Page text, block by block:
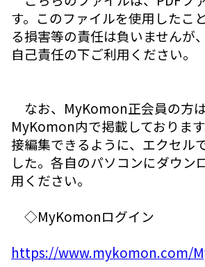
す。このファイルを使用したこ
る損害等の責任は負いませんが
自己責任の下ご利用ください。
なお、MyKomon正会員の方
MyKomon内で掲載しておりま
接編集できるように、エクセル
した。各自のパソコンにダウン
用ください。
◇MyKomonログイン
https://www.mykomon.com/